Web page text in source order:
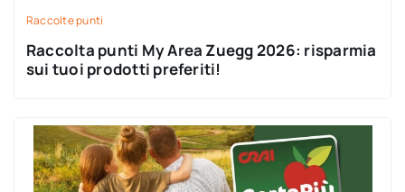
Raccolte punti
Raccolta punti My Area Zuegg 2026: risparmia
sui tuoi prodotti preferiti!